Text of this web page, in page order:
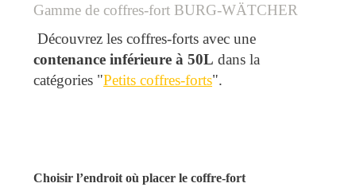
Gamme de coffres-fort BURG-WÄTCHER
Découvrez les coffres-forts avec une
contenance inférieure à 50L dans la
catégories "Petits coffres-forts".
Choisir l’endroit où placer le coffre-fort